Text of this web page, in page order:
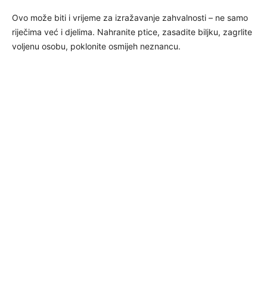
Ovo može biti i vrijeme za izražavanje zahvalnosti – ne samo
riječima već i djelima. Nahranite ptice, zasadite biljku, zagrlite
voljenu osobu, poklonite osmijeh neznancu.